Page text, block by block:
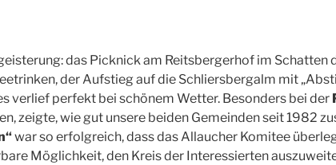
das Picknick am Reitsbergerhof im Schatten
der Aufstieg auf die Schliersbergalm mit
verlief perfekt bei schönem Wetter. Besonders bei der
zeigte, wie gut unsere beiden Gemeinden seit 1982
war so erfolgreich, dass das Allaucher Komitee
Möglichkeit, den Kreis der Interessierten